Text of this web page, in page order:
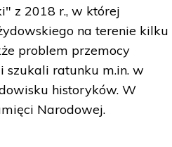
z 2018 r., w której
na terenie kilku
problem przemocy
szukali ratunku m.in. w
historyków. W
Narodowej.